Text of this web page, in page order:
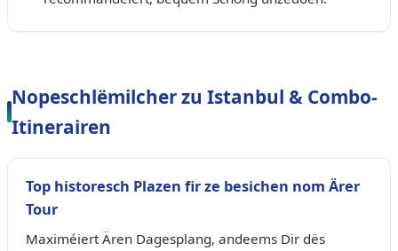
Nopeschlëmilcher zu Istanbul & Combo-
Itinerairen
Top historesch Plazen fir ze besichen nom Ärer
Tour
Maximéiert Ären Dagesplang, andeems Dir dës